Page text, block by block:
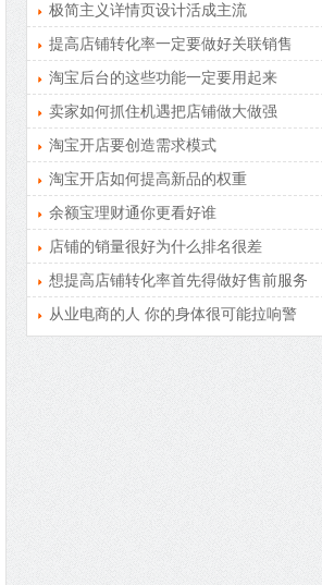
极简主义详情页设计活成主流
提高店铺转化率一定要做好关联销售
淘宝后台的这些功能一定要用起来
卖家如何抓住机遇把店铺做大做强
淘宝开店要创造需求模式
淘宝开店如何提高新品的权重
余额宝理财通你更看好谁
店铺的销量很好为什么排名很差
想提高店铺转化率首先得做好售前服务
从业电商的人 你的身体很可能拉响警